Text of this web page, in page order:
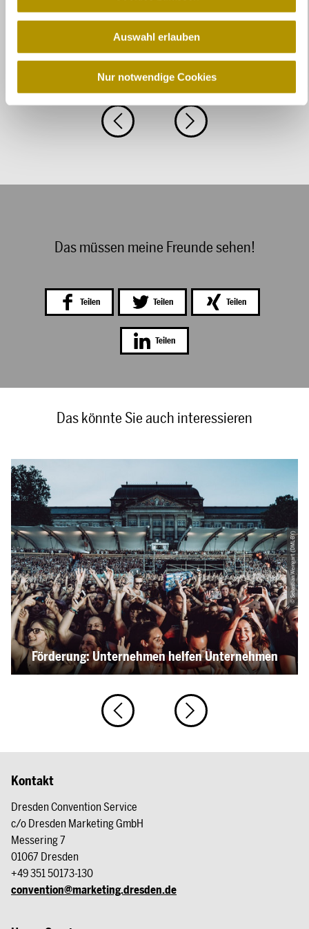
l
Auswahl erlauben
Nur notwendige Cookies
Das müssen meine Freunde sehen!
Teilen Teilen Teilen
Teilen
Das könnte Sie auch interessieren
Förderung: Unternehmen helfen Unternehmen
© Sebastian Weingart (DML-BY)
Kontakt
Dresden Convention Service
c/o Dresden Marketing GmbH
Messering 7
01067 Dresden
+49 351 50173-130
convention@marketing.dresden.de